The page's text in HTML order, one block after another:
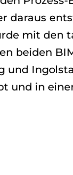
daraus
mit den
beiden
und
und in